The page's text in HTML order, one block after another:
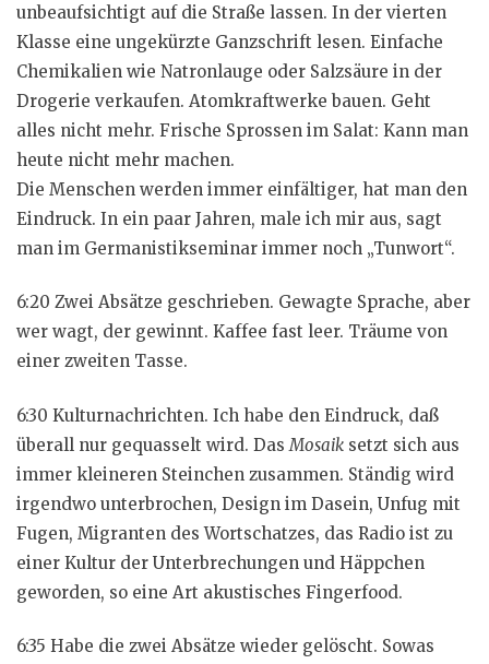
unbeaufsichtigt auf die Straße lassen. In der vierten
Klasse eine ungekürzte Ganzschrift lesen. Einfache
Chemikalien wie Natronlauge oder Salzsäure in der
Drogerie verkaufen. Atomkraftwerke bauen. Geht
alles nicht mehr. Frische Sprossen im Salat: Kann man
heute nicht mehr machen.
Die Menschen werden immer einfältiger, hat man den
Eindruck. In ein paar Jahren, male ich mir aus, sagt
man im Germanistikseminar immer noch „Tunwort“.
6:20 Zwei Absätze geschrieben. Gewagte Sprache, aber
wer wagt, der gewinnt. Kaffee fast leer. Träume von
einer zweiten Tasse.
6:30 Kulturnachrichten. Ich habe den Eindruck, daß
überall nur gequasselt wird. Das Mosaik setzt sich aus
immer kleineren Steinchen zusammen. Ständig wird
irgendwo unterbrochen, Design im Dasein, Unfug mit
Fugen, Migranten des Wortschatzes, das Radio ist zu
einer Kultur der Unterbrechungen und Häppchen
geworden, so eine Art akustisches Fingerfood.
6:35 Habe die zwei Absätze wieder gelöscht. Sowas